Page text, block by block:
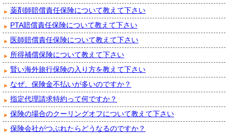
薬剤師賠償責任保険について教えて下さい
PTA賠償責任保険について教えて下さい
医師賠償責任保険について教えて下さい
所得補償保険について教えて下さい
賢い海外旅行保険の入り方を教えて下さい
なぜ、保険金不払いが多いのですか？
指定代理請求特約って何ですか？
保険の場合のクーリングオフについて教えて下さい
保険会社がつぶれたらどうなるのですか？